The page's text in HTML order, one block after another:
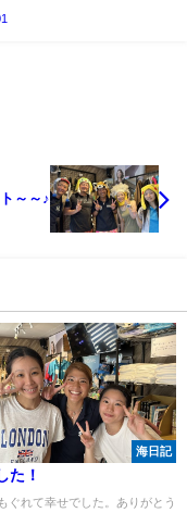
～～♪
海日記
た！
ぐれて幸せでした。ありがとう